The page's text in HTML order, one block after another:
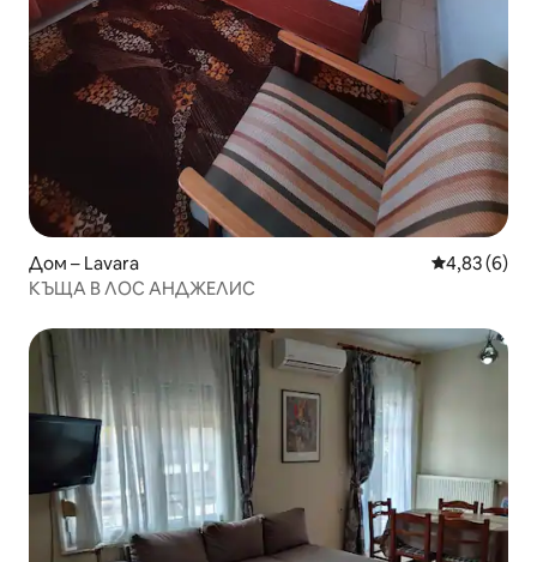
Дом – Lavara Средна
4,83 (6)
КЪЩА В ЛОС АНДЖЕЛИС